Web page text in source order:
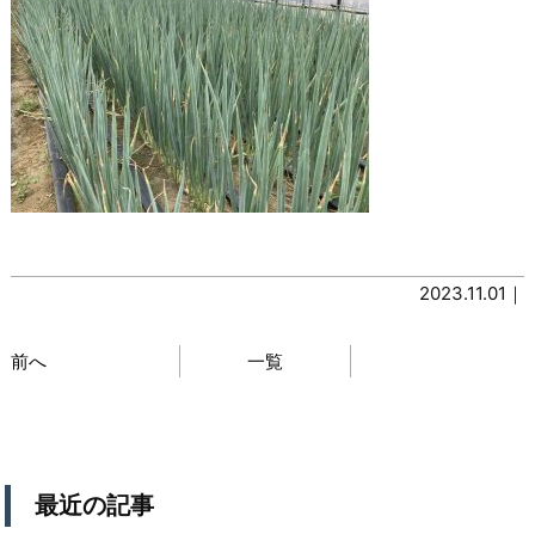
2023.11.01｜
前へ 一覧
最近の記事